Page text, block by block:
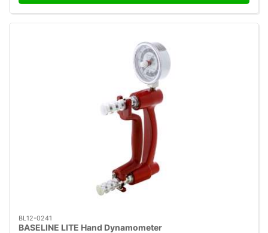
BL12-0241
BASELINE LITE Hand Dynamometer